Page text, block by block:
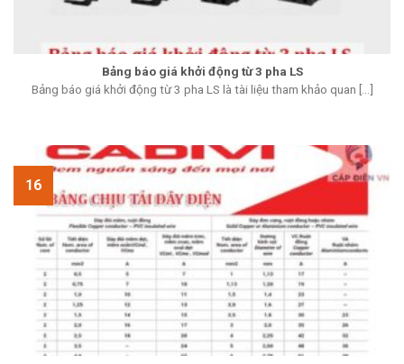
Bảng báo giá khởi động từ 3 pha LS
Bảng báo giá khởi động từ 3 pha LS là tài liệu tham khảo quan [...]
16